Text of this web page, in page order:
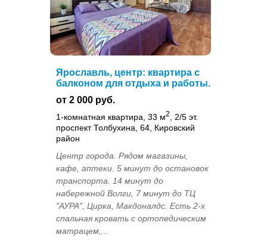
Ярославль, центр: квартира с
балконом для отдыха и работы.
от 2 000 руб.
1-комнатная квартира, 33 м2
, 2/5 эт.
проспект Толбухина, 64, Кировский
район
Центр города. Рядом магазины,
кафе, аптеки. 5 минут до остановок
транспорта. 14 минут до
набережной Волги, 7 минут до ТЦ
"АУРА", Цирка, Макдоналдс. Есть 2-х
спальная кровать с ортопедическим
матрацем,...